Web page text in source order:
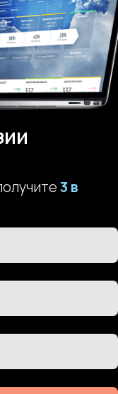
3 в
сайт, другое